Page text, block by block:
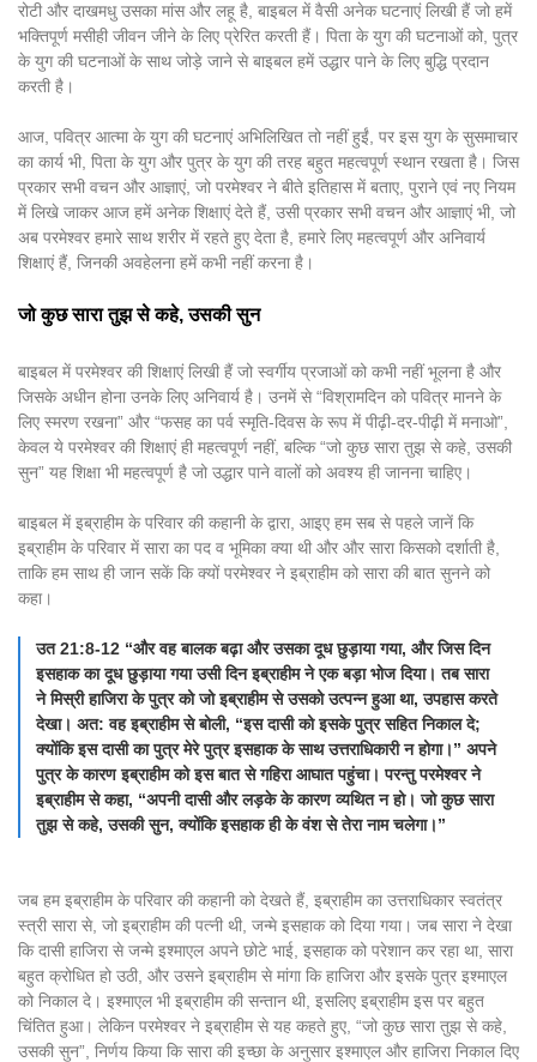
रोटी और दाखमधु उसका मांस और लहू है, बाइबल में वैसी अनेक घटनाएं लिखी हैं जो हमें
भक्तिपूर्ण मसीही जीवन जीने के लिए प्रेरित करती हैं। पिता के युग की घटनाओं को, पुत्र
के युग की घटनाओं के साथ जोड़े जाने से बाइबल हमें उद्धार पाने के लिए बुद्धि प्रदान
करती है।
आज, पवित्र आत्मा के युग की घटनाएं अभिलिखित तो नहीं हुईं, पर इस युग के सुसमाचार
का कार्य भी, पिता के युग और पुत्र के युग की तरह बहुत महत्वपूर्ण स्थान रखता है। जिस
प्रकार सभी वचन और आज्ञाएं, जो परमेश्वर ने बीते इतिहास में बताए, पुराने एवं नए नियम
में लिखे जाकर आज हमें अनेक शिक्षाएं देते हैं, उसी प्रकार सभी वचन और आज्ञाएं भी, जो
अब परमेश्वर हमारे साथ शरीर में रहते हुए देता है, हमारे लिए महत्वपूर्ण और अनिवार्य
शिक्षाएं हैं, जिनकी अवहेलना हमें कभी नहीं करना है।
जो कुछ सारा तुझ से कहे, उसकी सुन
बाइबल में परमेश्वर की शिक्षाएं लिखी हैं जो स्वर्गीय प्रजाओं को कभी नहीं भूलना है और
जिसके अधीन होना उनके लिए अनिवार्य है। उनमें से “विश्रामदिन को पवित्र मानने के
लिए स्मरण रखना” और “फसह का पर्व स्मृति-दिवस के रूप में पीढ़ी-दर-पीढ़ी में मनाओ”,
केवल ये परमेश्वर की शिक्षाएं ही महत्वपूर्ण नहीं, बल्कि “जो कुछ सारा तुझ से कहे, उसकी
सुन” यह शिक्षा भी महत्वपूर्ण है जो उद्धार पाने वालों को अवश्य ही जानना चाहिए।
बाइबल में इब्राहीम के परिवार की कहानी के द्वारा, आइए हम सब से पहले जानें कि
इब्राहीम के परिवार में सारा का पद व भूमिका क्या थी और और सारा किसको दर्शाती है,
ताकि हम साथ ही जान सकें कि क्यों परमेश्वर ने इब्राहीम को सारा की बात सुनने को
कहा।
उत 21:8-12 “और वह बालक बढ़ा और उसका दूध छुड़ाया गया, और जिस दिन
इसहाक का दूध छुड़ाया गया उसी दिन इब्राहीम ने एक बड़ा भोज दिया। तब सारा
ने मिस्री हाजिरा के पुत्र को जो इब्राहीम से उसको उत्पन्न हुआ था, उपहास करते
देखा। अत: वह इब्राहीम से बोली, “इस दासी को इसके पुत्र सहित निकाल दे;
क्योंकि इस दासी का पुत्र मेरे पुत्र इसहाक के साथ उत्तराधिकारी न होगा।” अपने
पुत्र के कारण इब्राहीम को इस बात से गहिरा आघात पहुंचा। परन्तु परमेश्वर ने
इब्राहीम से कहा, “अपनी दासी और लड़के के कारण व्यथित न हो। जो कुछ सारा
तुझ से कहे, उसकी सुन, क्योंकि इसहाक ही के वंश से तेरा नाम चलेगा।”
जब हम इब्राहीम के परिवार की कहानी को देखते हैं, इब्राहीम का उत्तराधिकार स्वतंत्र
स्त्री सारा से, जो इब्राहीम की पत्नी थी, जन्मे इसहाक को दिया गया। जब सारा ने देखा
कि दासी हाजिरा से जन्मे इश्माएल अपने छोटे भाई, इसहाक को परेशान कर रहा था, सारा
बहुत क्रोधित हो उठी, और उसने इब्राहीम से मांगा कि हाजिरा और इसके पुत्र इश्माएल
को निकाल दे। इश्माएल भी इब्राहीम की सन्तान थी, इसलिए इब्राहीम इस पर बहुत
चिंतित हुआ। लेकिन परमेश्वर ने इब्राहीम से यह कहते हुए, “जो कुछ सारा तुझ से कहे,
उसकी सुन”, निर्णय किया कि सारा की इच्छा के अनुसार इश्माएल और हाजिरा निकाल दिए